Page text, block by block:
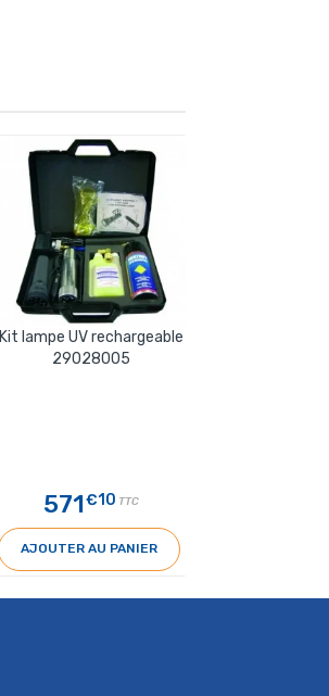
Kit lampe UV rechargeable
29028005
571€10 TTC
AJOUTER AU PANIER